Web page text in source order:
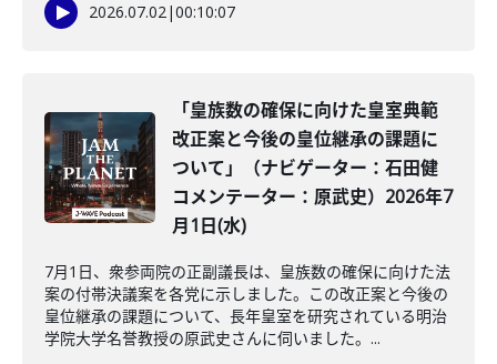
2026.07.02|00:10:07
「皇族数の確保に向けた皇室典範
改正案と今後の皇位継承の課題に
ついて」（ナビゲーター：石田健
コメンテーター：原武史）2026年7
月1日(水)
7月1日、衆参両院の正副議長は、皇族数の確保に向けた法
案の付帯決議案を各党に示しました。この改正案と今後の
皇位継承の課題について、長年皇室を研究されている明治
学院大学名誉教授の原武史さんに伺いました。...